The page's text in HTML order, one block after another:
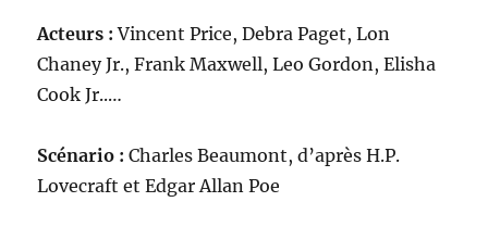
Acteurs : Vincent Price, Debra Paget, Lon
Chaney Jr., Frank Maxwell, Leo Gordon, Elisha
Cook Jr..…
Scénario :Charles Beaumont, d’après H.P.
Lovecraft et Edgar Allan Poe